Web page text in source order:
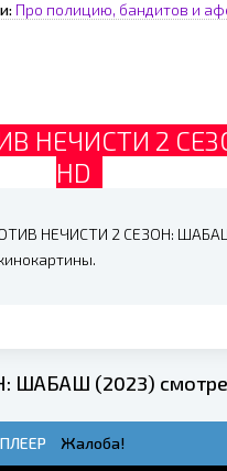
Про полицию, бандитов и
НЕЧИСТИ 2
HD
НЕЧИСТИ 2 СЕЗОН:
(2023)
ПЛЕЕР Жалоба!